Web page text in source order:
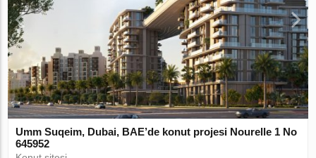
Umm Suqeim, Dubai, BAE’de konut projesi Nourelle 1 No
645952